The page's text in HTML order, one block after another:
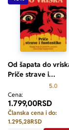
Od šapata do
Priče strave i
5.0
Cena:
1.799,00RSD
Članska cena i do:
1.295,28RSD